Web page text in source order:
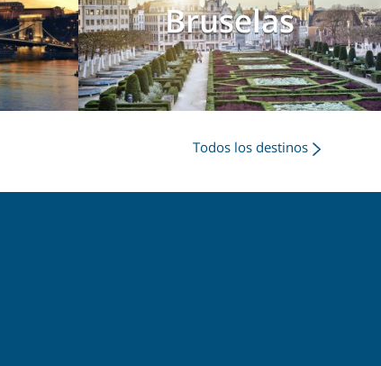
Bruselas
Todos los destinos